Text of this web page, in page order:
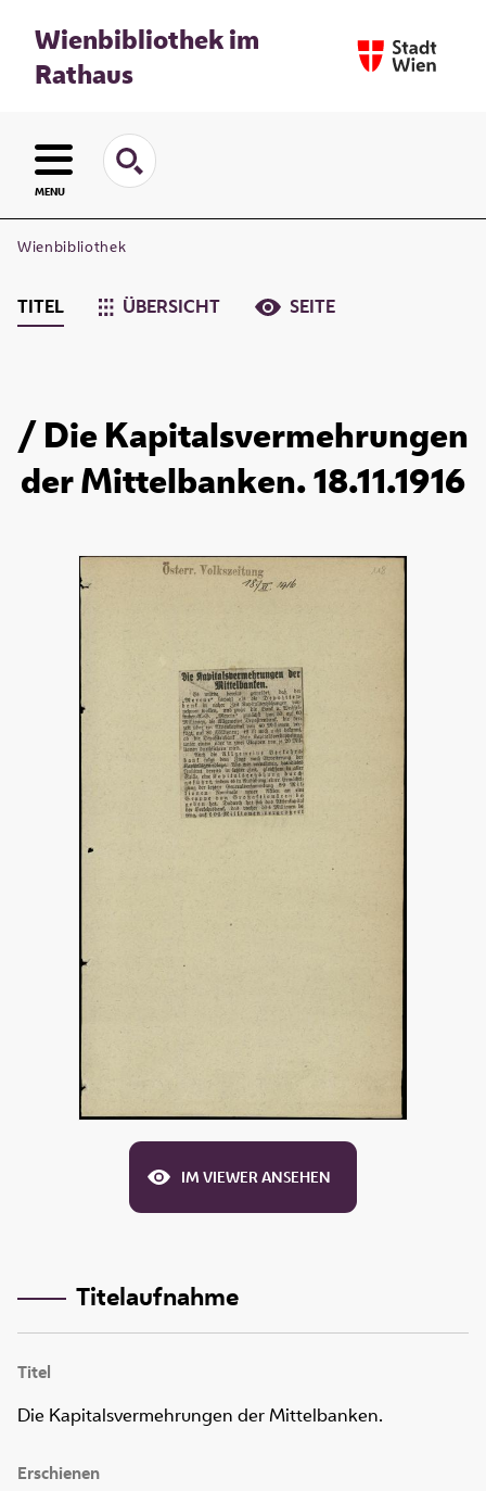
Wienbibliothek im
Rathaus
MENU
Wienbibliothek
TITEL ÜBERSICHT SEITE
/ Die Kapitalsvermehrungen
der Mittelbanken. 18.11.1916
IM VIEWER ANSEHEN
Titelaufnahme
Titel
Die Kapitalsvermehrungen der Mittelbanken.
Erschienen